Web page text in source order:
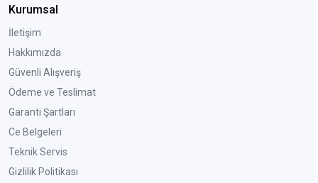
Kurumsal
İletişim
Hakkımızda
Güvenli Alışveriş
Ödeme ve Teslimat
Garanti Şartları
Ce Belgeleri
Teknik Servis
Gizlilik Politikası